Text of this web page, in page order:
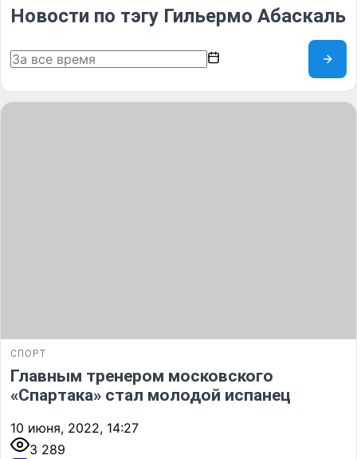
Новости по тэгу Гильермо Абаскаль
СПОРТ
Главным тренером московского
«Спартака» стал молодой испанец
10 июня, 2022, 14:27
3 289